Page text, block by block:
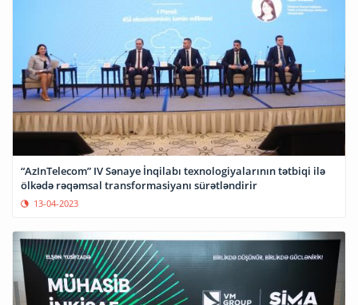
“AzInTelecom” IV Sənaye İnqilabı texnologiyalarının tətbiqi ilə
ölkədə rəqəmsal transformasiyanı sürətləndirir
13-04-2023